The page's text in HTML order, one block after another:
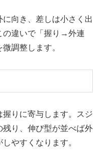
向き、差しは小さく出
の違いで「握り→外連
調整します。
りに寄与します。スジ
り、伸び型が並べば外
やすくなります。